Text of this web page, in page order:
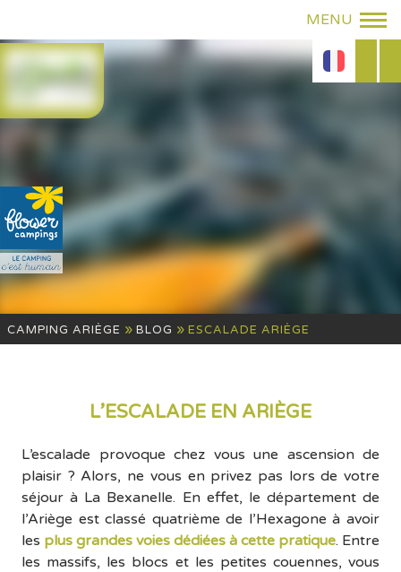
CAMPING ARIÈGE » BLOG » ESCALADE ARIÈGE
L’ESCALADE EN ARIÈGE
L’escalade provoque chez vous une ascension de
plaisir ? Alors, ne vous en privez pas lors de votre
séjour à La Bexanelle. En effet, le département de
l’Ariège est classé quatrième de l’Hexagone à avoir
les plus grandes voies dédiées à cette pratique. Entre
les massifs, les blocs et les petites couennes, vous